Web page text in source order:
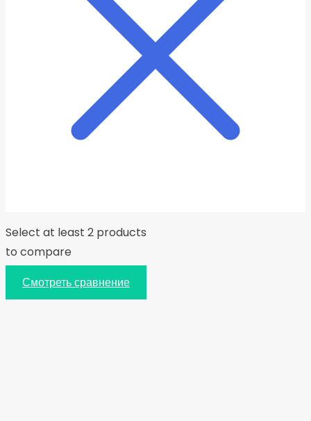
Select at least 2 products
to compare
Смотреть сравнение